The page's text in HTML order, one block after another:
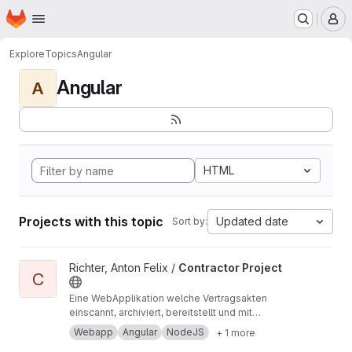
Skip to main content
Homepage
ExploreTopicsAngular
A Angular
HTML
Projects with this topic Sort by: Updated date
View Contractor Project project
C
Richter, Anton Felix / Contractor Project
Eine WebApplikation welche Vertragsakten
einscannt, archiviert, bereitstellt und mit
Geschäftslogik aufbereitet. Angular, Node.js,
Datenbank (JSon), HTML, SCSS, TypeScript
Webapp Angular NodeJS + 1 more